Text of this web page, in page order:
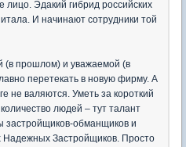
Эдакий гибрид российских
И начинают сотрудники той
(в прошлом) и уважаемой (в
перетекать в новую фирму. А
не валяются. Уметь за короткий
людей – тут талант
застройщиков-обманщиков и
Застройщиков. Просто